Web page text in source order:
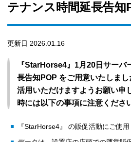
テナンス時間延長告知
更新日 2026.01.16
『StarHorse4』1月20日サーバ
長告知POP をご用意いたしま
活用いただけますようお願い申
時には以下の事項に注意くださ
『StarHorse4』 の販促活動にご使用